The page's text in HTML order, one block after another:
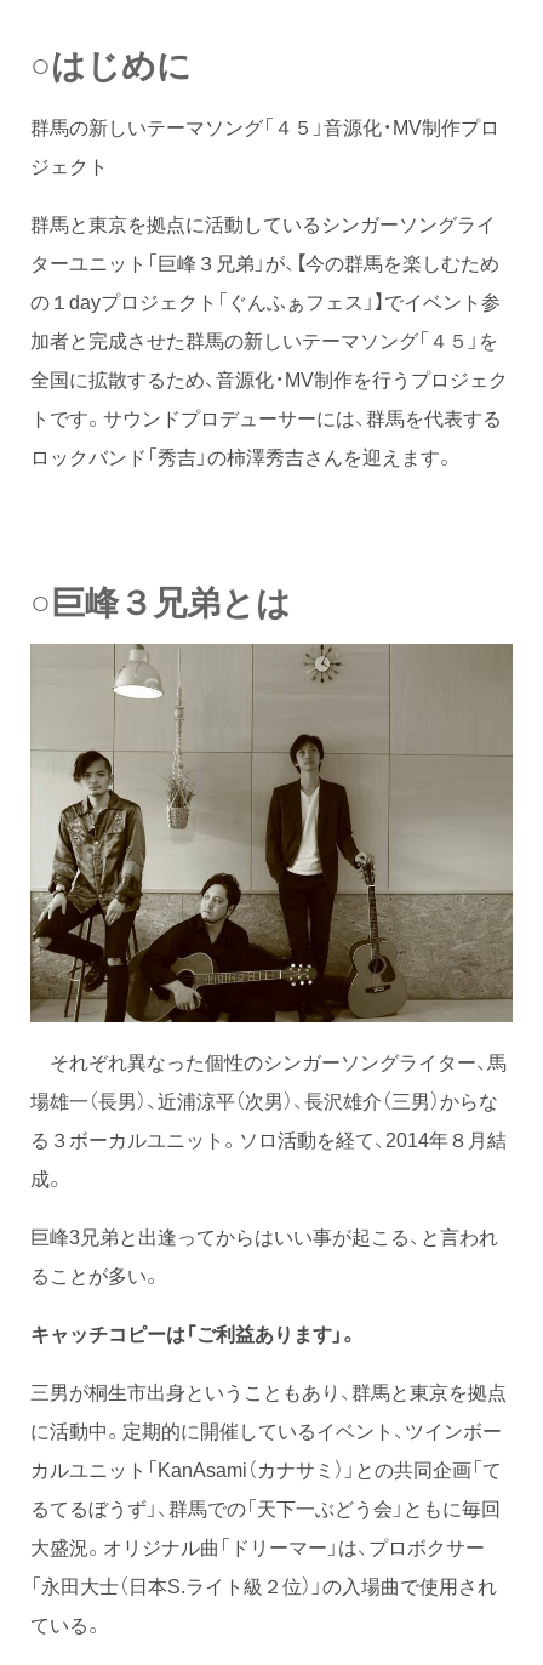
○はじめに
群馬の新しいテーマソング「４５」音源化・MV制作プロ
ジェクト
群馬と東京を拠点に活動しているシンガーソングライ
ターユニット「巨峰３兄弟」が、【今の群馬を楽しむため
の１dayプロジェクト「ぐんふぁフェス」】でイベント参
加者と完成させた群馬の新しいテーマソング「４５」を
全国に拡散するため、音源化・MV制作を行うプロジェク
トです。サウンドプロデューサーには、群馬を代表する
ロックバンド「秀吉」の柿澤秀吉さんを迎えます。
○巨峰３兄弟とは
それぞれ異なった個性のシンガーソングライター、馬
場雄一（長男）、近浦涼平（次男）、長沢雄介（三男）からな
る３ボーカルユニット。ソロ活動を経て、2014年８月結
成。
巨峰3兄弟と出逢ってからはいい事が起こる、と言われ
ることが多い。
キャッチコピーは「ご利益あります」。
三男が桐生市出身ということもあり、群馬と東京を拠点
に活動中。定期的に開催しているイベント、ツインボー
カルユニット「KanAsami（カナサミ）」との共同企画「て
るてるぼうず」、群馬での「天下一ぶどう会」ともに毎回
大盛況。オリジナル曲「ドリーマー」は、プロボクサー
「永田大士（日本S.ライト級２位）」の入場曲で使用され
ている。